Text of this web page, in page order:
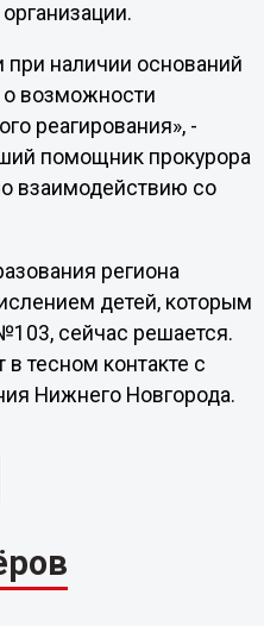
при наличии оснований
о возможности
реагирования», -
помощник прокурора
взаимодействию со
региона
детей, которым
сейчас решается.
тесном контакте с
Нижнего Новгорода.